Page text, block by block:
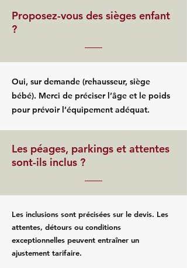
Proposez-vous des sièges enfant
?
Oui, sur demande (rehausseur, siège
bébé). Merci de préciser l’âge et le poids
pour prévoir l’équipement adéquat.
Les péages, parkings et attentes
sont-ils inclus ?
Les inclusions sont précisées sur le devis. Les
attentes, détours ou conditions
exceptionnelles peuvent entraîner un
ajustement tarifaire.